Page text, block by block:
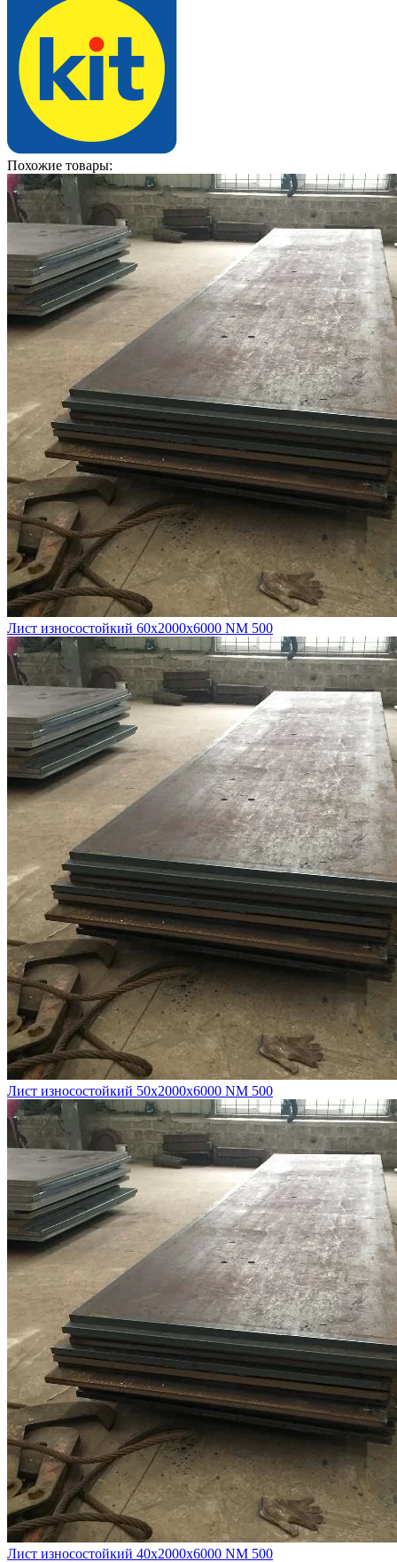
Похожие товары:
Лист износостойкий 60х2000х6000 NM 500
Лист износостойкий 50х2000х6000 NM 500
Лист износостойкий 40х2000х6000 NM 500